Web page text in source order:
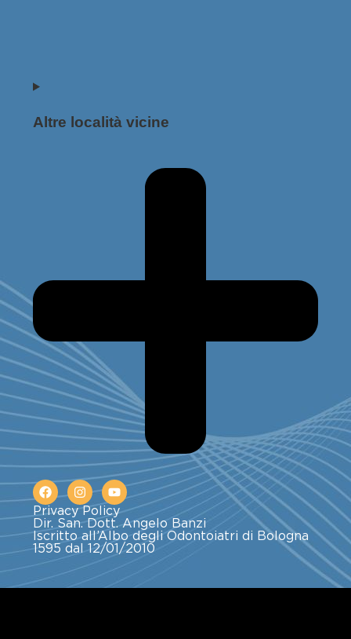
Altre località vicine
Privacy Policy
Dir. San. Dott. Angelo Banzi
Iscritto all’Albo degli Odontoiatri di Bologna
1595 dal 12/01/2010